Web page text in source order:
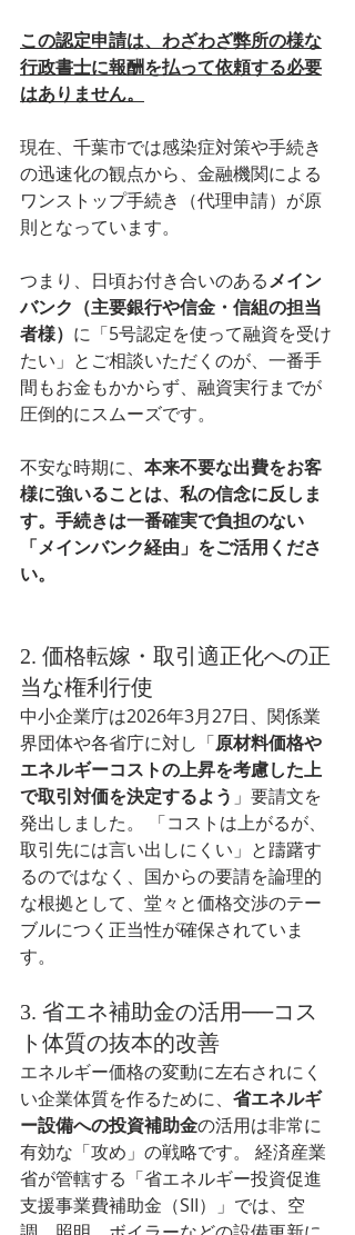
この認定申請は、わざわざ弊所の様な
行政書士に報酬を払って依頼する必要
はありません。
現在、千葉市では感染症対策や手続き
の迅速化の観点から、金融機関による
ワンストップ手続き（代理申請）が原
則となっています。
つまり、日頃お付き合いのあるメイン
バンク（主要銀行や信金・信組の担当
者様） に「5号認定を使って融資を受け
たい」とご相談いただくのが、一番手
間もお金もかからず、融資実行までが
圧倒的にスムーズです。
不安な時期に、 本来不要な出費をお客
様に強いることは、私の信念に反しま
す。手続きは一番確実で負担のない
「メインバンク経由」をご活用くださ
い。
2. 価格転嫁・取引適正化への正
当な権利行使
中小企業庁は2026年3月27日、関係業
界団体や各省庁に対し「原材料価格や
エネルギーコストの上昇を考慮した上
で取引対価を決定するよう 」要請文を
発出しました。 「コストは上がるが、
取引先には言い出しにくい」と躊躇す
るのではなく、国からの要請を論理的
な根拠として、堂々と価格交渉のテー
ブルにつく正当性が確保されていま
す。
3. 省エネ補助金の活用──コス
ト体質の抜本的改善
エネルギー価格の変動に左右されにく
い企業体質を作るために、 省エネルギ
ー設備への投資補助金の活用は非常に
有効な「攻め」の戦略です。 経済産業
省が管轄する「省エネルギー投資促進
支援事業費補助金（SII）」では、空